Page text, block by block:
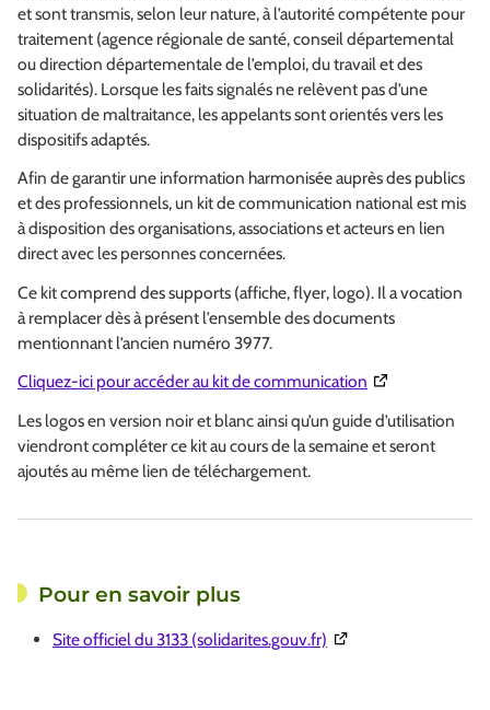
et sont transmis, selon leur nature, à l’autorité compétente pour
traitement (agence régionale de santé, conseil départemental
ou direction départementale de l’emploi, du travail et des
solidarités). Lorsque les faits signalés ne relèvent pas d’une
situation de maltraitance, les appelants sont orientés vers les
dispositifs adaptés.
Afin de garantir une information harmonisée auprès des publics
et des professionnels, un kit de communication national est mis
à disposition des organisations, associations et acteurs en lien
direct avec les personnes concernées.
Ce kit comprend des supports (affiche, flyer, logo). Il a vocation
à remplacer dès à présent l’ensemble des documents
mentionnant l’ancien numéro 3977.
Cliquez-ici pour accéder au kit de communication (Ouverture
Les logos en version noir et blanc ainsi qu’un guide d’utilisation
viendront compléter ce kit au cours de la semaine et seront
ajoutés au même lien de téléchargement.
Pour en savoir plus
Site officiel du 3133 (solidarites.gouv.fr) (Ouverture dans une